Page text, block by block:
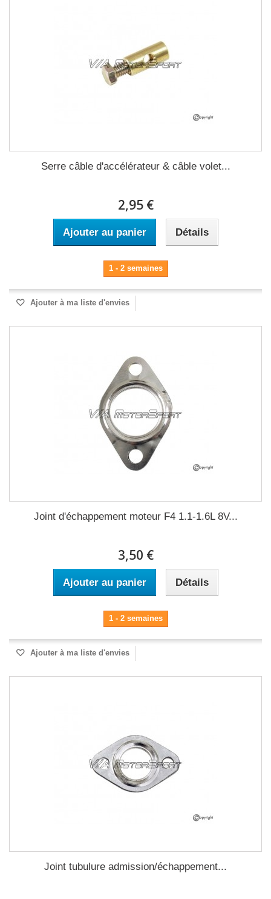
Serre câble d'accélérateur & câble volet...
2,95 €
Ajouter au panier Détails
1 - 2 semaines
Ajouter à ma liste d'envies
Joint d'échappement moteur F4 1.1-1.6L 8V...
3,50 €
Ajouter au panier Détails
1 - 2 semaines
Ajouter à ma liste d'envies
Joint tubulure admission/échappement...